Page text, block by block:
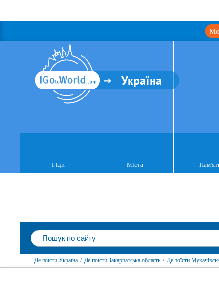
Україна
Гіди Міста
Де поїсти Україна / Де поїсти Закарпатська область / Де поїсти